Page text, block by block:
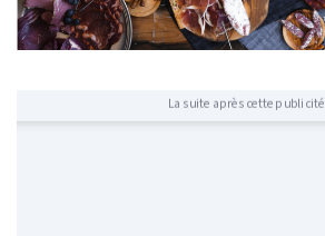
La suite après cette publicité